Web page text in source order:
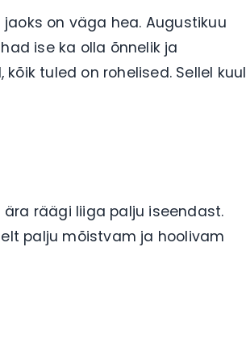
on väga hea. Augustikuu
ise ka olla õnnelik ja
tuled on rohelised. Sellel kuul
räägi liiga palju iseendast.
palju mõistvam ja hoolivam